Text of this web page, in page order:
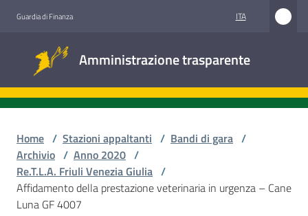
Guardia di Finanza ITA
Amministrazione trasparente
trasparente
Accesso
civico
Home / Stazioni appaltanti / Bandi di gara /
Archivio / Anno 2020 /
Re.T.L.A. Friuli Venezia Giulia /
Affidamento della prestazione veterinaria in urgenza – Cane
Luna GF 4007